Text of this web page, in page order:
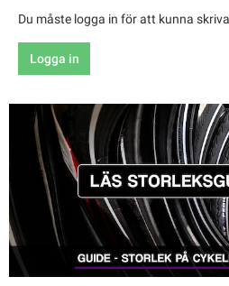
Du måste logga in för att kunna
Logga in